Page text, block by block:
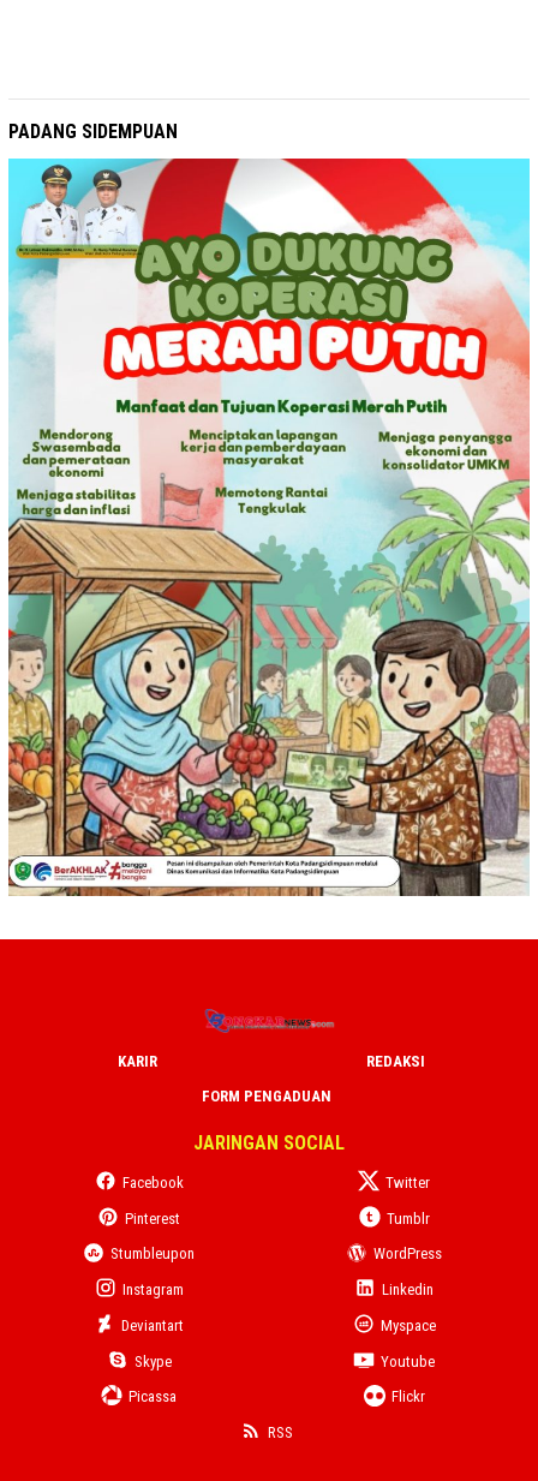
PADANG SIDEMPUAN
KARIR
REDAKSI
FORM PENGADUAN
JARINGAN SOCIAL
Facebook
Twitter
Pinterest
Tumblr
Stumbleupon
WordPress
Instagram
Linkedin
Deviantart
Myspace
Skype
Youtube
Picassa
Flickr
RSS